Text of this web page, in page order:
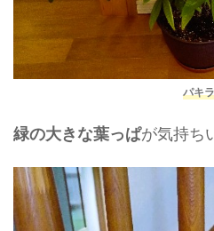
パキラ
緑の大きな葉っぱが気持ち